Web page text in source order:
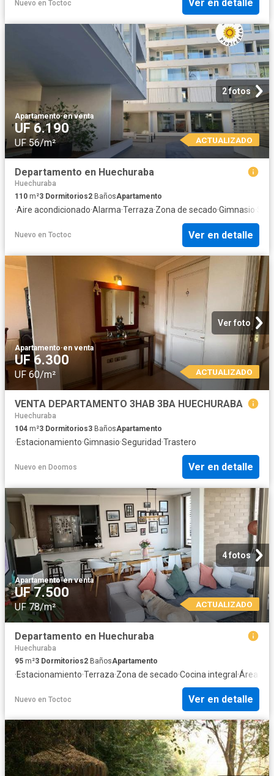
Nuevo en Toctoc Ver en detalle
2 fotos
Apartamento·en venta
UF 6.190
UF 56/m² ACTUALIZADO
Departamento en Huechuraba
Huechuraba
110 m²3 Dormitorios2 BañosApartamento
·Aire acondicionado·Alarma·Terraza·Zona de secado·Gimnasio·
Nuevo en Toctoc Ver en detalle
Ver foto
Apartamento·en venta
UF 6.300
UF 60/m² ACTUALIZADO
VENTA DEPARTAMENTO 3HAB 3BA HUECHURABA
Huechuraba
104 m²3 Dormitorios3 BañosApartamento
·Estacionamiento·Gimnasio·Seguridad·Trastero
Nuevo en Doomos Ver en detalle
4 fotos
Apartamento·en venta
UF 7.500
UF 78/m² ACTUALIZADO
Departamento en Huechuraba
Huechuraba
95 m²3 Dormitorios2 BañosApartamento
·Estacionamiento·Terraza·Zona de secado·Cocina integral ·Área
Nuevo en Toctoc Ver en detalle